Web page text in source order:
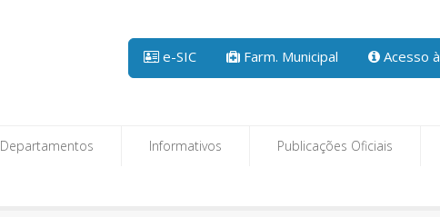
e-SIC Farm. Municipal Acesso
Departamentos Informativos Publicações Oficiais